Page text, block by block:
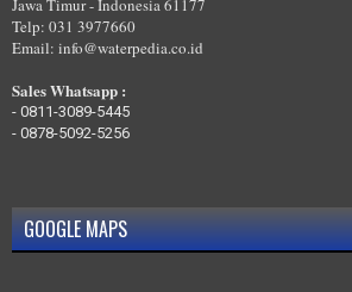
Jawa Timur - Indonesia 61177
Telp: 031 3977660
Email: info@waterpedia.co.id
Sales Whatsapp :
- 0811-3089-5445
- 0878-5092-5256
GOOGLE MAPS